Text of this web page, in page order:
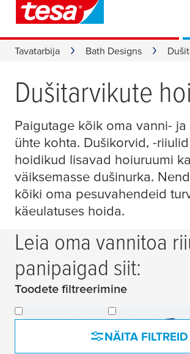
Tavatarbija Bath Designs
Dušitarvikute
Paigutage kõik oma vanni- ja
ühte kohta. Dušikorvid, -
hoidikud lisavad hoiuruumi
väiksemasse dušinurka.
kõiki oma pesuvahendeid
käeulatuses hoida.
Leia oma vannitoa
panipaigad siit:
Toodete filtreerimine
NÄITA FILTREID